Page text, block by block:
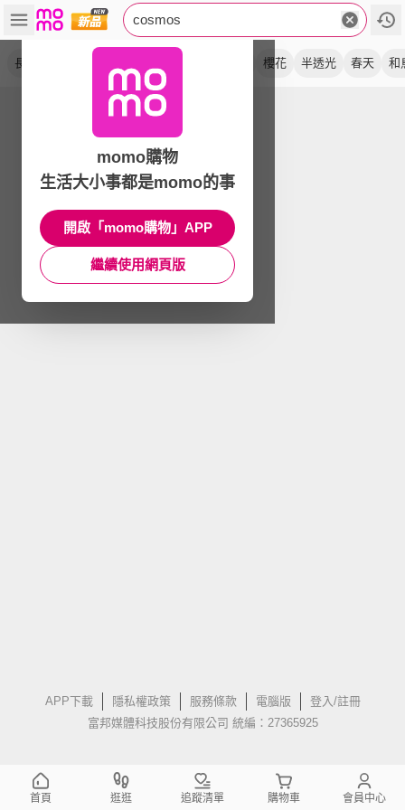
cosmos
長門簾 櫻花 半透光 春天 和
APP下載 隱私權政策 服務條款 電腦版
登入/註冊
富邦媒體科技股份有限公司 統編：27365925
momo購物
生活大小事都是momo的事
開啟「momo購物」APP
繼續使用網頁版
首頁 逛逛 追蹤清單 購物車 會員中心